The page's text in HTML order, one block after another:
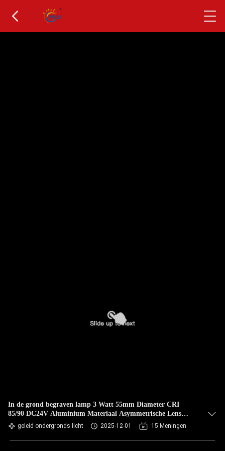
In de grond begraven lamp 3 Watt 55mm Diameter CRI
85/90 DC24V Aluminium Materiaal Asymmetrische Lens
Voor Parkeerplaats
geleid ondergronds licht 2025-12-01 15 Meningen